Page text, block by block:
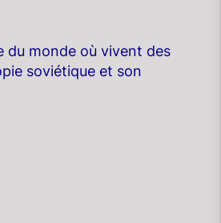
du monde où vivent des
soviétique et son